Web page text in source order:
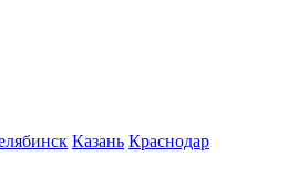
Казань Краснодар